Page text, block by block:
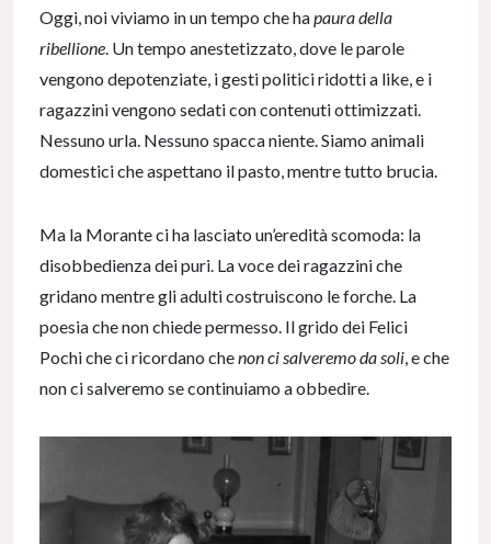
Oggi, noi viviamo in un tempo che hapaura della
ribellione. Un tempo anestetizzato, dove le parole
vengono depotenziate, i gesti politici ridotti a like, e i
ragazzini vengono sedati con contenuti ottimizzati.
Nessuno urla. Nessuno spacca niente. Siamo animali
domestici che aspettano il pasto, mentre tutto brucia.
Ma la Morante ci ha lasciato un’eredità scomoda: la
disobbedienza dei puri. La voce dei ragazzini che
gridano mentre gli adulti costruiscono le forche. La
poesia che non chiede permesso. Il grido dei Felici
Pochi che ci ricordano chenon ci salveremo da soli, e che
non ci salveremo se continuiamo a obbedire.